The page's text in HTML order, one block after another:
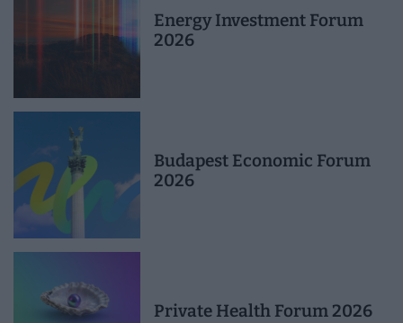
Energy Investment Forum
2026
Budapest Economic Forum
2026
Private Health Forum 2026